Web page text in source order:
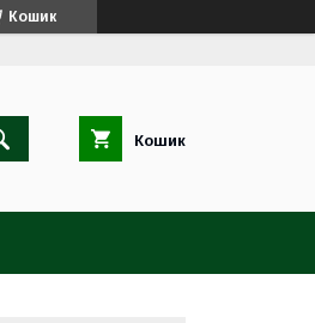
Кошик
Кошик